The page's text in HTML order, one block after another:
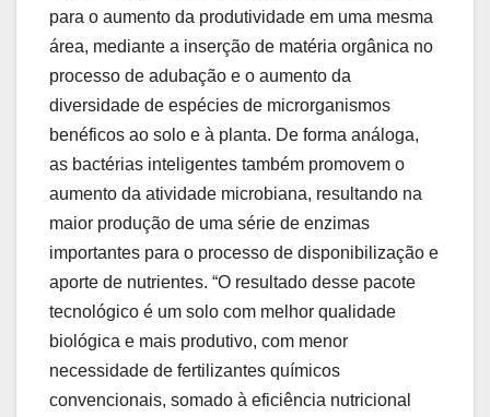
para o aumento da produtividade em uma mesma
área, mediante a inserção de matéria orgânica no
processo de adubação e o aumento da
diversidade de espécies de microrganismos
benéficos ao solo e à planta. De forma análoga,
as bactérias inteligentes também promovem o
aumento da atividade microbiana, resultando na
maior produção de uma série de enzimas
importantes para o processo de disponibilização e
aporte de nutrientes. “O resultado desse pacote
tecnológico é um solo com melhor qualidade
biológica e mais produtivo, com menor
necessidade de fertilizantes químicos
convencionais, somado à eficiência nutricional